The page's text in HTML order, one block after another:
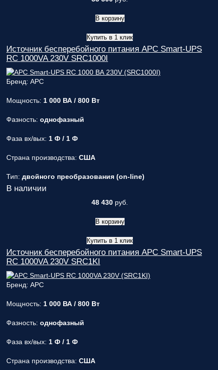
В корзину
Купить в 1 клик
Источник бесперебойного питания APC Smart-UPS
RC 1000VA 230V SRC1000I
Бренд: APC
Мощность: 1 000 ВА / 800 Вт
Фазность: однофазный
Фаза вх/вых: 1 Ф / 1 Ф
Страна производства: США
Тип: двойного преобразования (on-line)
В наличии
48 430 руб.
В корзину
Купить в 1 клик
Источник бесперебойного питания APC Smart-UPS
RC 1000VA 230V SRC1KI
Бренд: APC
Мощность: 1 000 ВА / 800 Вт
Фазность: однофазный
Фаза вх/вых: 1 Ф / 1 Ф
Страна производства: США